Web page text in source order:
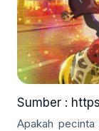
Sumber :
Apakah